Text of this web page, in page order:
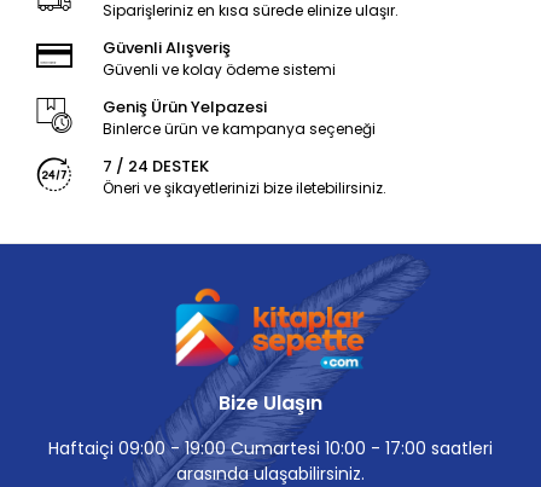
Siparişleriniz en kısa sürede elinize ulaşır.
Güvenli Alışveriş
Güvenli ve kolay ödeme sistemi
Geniş Ürün Yelpazesi
Binlerce ürün ve kampanya seçeneği
7 / 24 DESTEK
Öneri ve şikayetlerinizi bize iletebilirsiniz.
Bize Ulaşın
Haftaiçi 09:00 - 19:00 Cumartesi 10:00 - 17:00 saatleri
arasında ulaşabilirsiniz.